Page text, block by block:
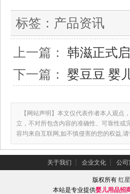
标签： 产品资讯
上一篇： 韩滋正式
下一篇： 婴豆豆 婴
【网站声明】本文仅代表作者本人观点
立，不对所包含内容的准确性、可靠性或
容均来自互联网,如不慎侵害的您的权益,请
关于我们 ┆ 企业文化 ┆ 公司
版权所有红
本站是专业提供婴儿用品招